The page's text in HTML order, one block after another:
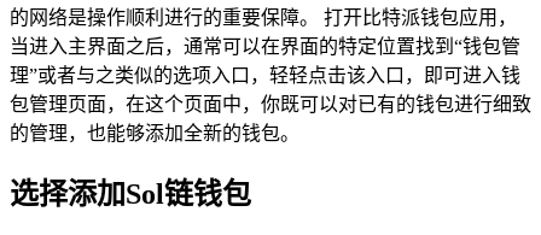
的网络是操作顺利进行的重要保障。 打开比特派钱包应用，
当进入主界面之后，通常可以在界面的特定位置找到“钱包管
理”或者与之类似的选项入口，轻轻点击该入口，即可进入钱
包管理页面，在这个页面中，你既可以对已有的钱包进行细致
的管理，也能够添加全新的钱包。
选择添加Sol链钱包